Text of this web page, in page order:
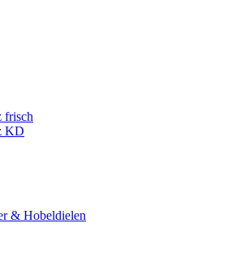
frisch
KD
& Hobeldielen